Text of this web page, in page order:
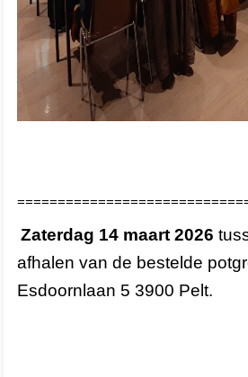
Zaterdag 14 maart 2026
afhalen van de bestelde
Esdoornlaan 5 3900 Pelt.